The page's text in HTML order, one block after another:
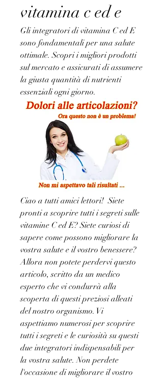
vitamina c ed e
Gli integratori di vitamina C ed E
sono fondamentali per una salute
ottimale. Scopri i migliori prodotti
sul mercato e assicurati di assumere
la giusta quantità di nutrienti
essenziali ogni giorno.
Ciao a tutti amici lettori!  Siete
pronti a scoprire tutti i segreti sulle
vitamine C ed E? Siete curiosi di
sapere come possono migliorare la
vostra salute e il vostro benessere?
Allora non potete perdervi questo
articolo, scritto da un medico
esperto che vi condurrà alla
scoperta di questi preziosi alleati
del nostro organismo. Vi
aspettiamo numerosi per scoprire
tutti i segreti e le curiosità su questi
due integratori indispensabili per
la vostra salute. Non perdete
l'occasione di migliorare il vostro